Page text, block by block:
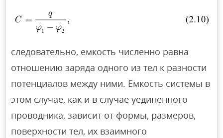
следовательно, емкость численно равна
отношению заряда одного из тел к разности
потенциалов между ними. Емкость системы в
этом случае, как и в случае уединенного
проводника, зависит от формы, размеров,
поверхности тел, их взаимного